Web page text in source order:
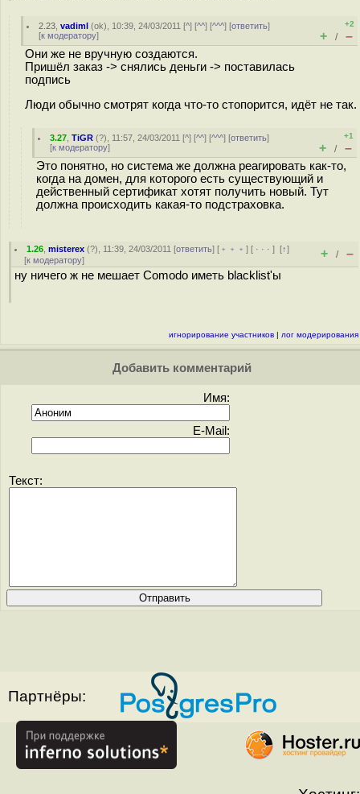
2.23 ,vadiml (ok), 10:39, 24/03/2011 [^] [^^] [^^^] [ответить]
[к модератору]
+2
+ / –
Они же не вручную создаются.
Пришёл заказ -> снялись деньги -> поставилась
подпись
Люди обычно смотрят когда что-то стопорится, идёт не так.
3.27 ,TiGR (?), 11:57, 24/03/2011 [^] [^^] [^^^] [ответить]
[к модератору]
+1
+ / –
Это понятно, но система же должна реагировать как-то,
когда на домен, для которого есть существующий и
действенный сертификат хотят получить новый. Тут
должна происходить какая-то подстраховка.
1.26 ,misterex (?), 11:39, 24/03/2011 [ответить] [ ﹢﹢﹢] [ · · ·][↑]
[к модератору] + / –
ну ничего ж не мешает Comodo иметь blacklist'ы
игнорирование участников | лог модерирования
Добавить комментарий
Имя:
E-Mail:
Текст:
Партнёры: